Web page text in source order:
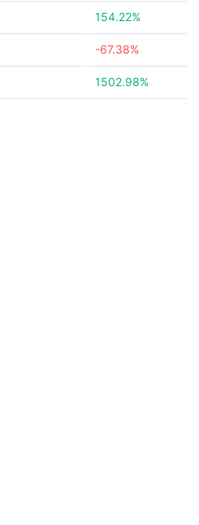
154.22%
-67.38%
1502.98%